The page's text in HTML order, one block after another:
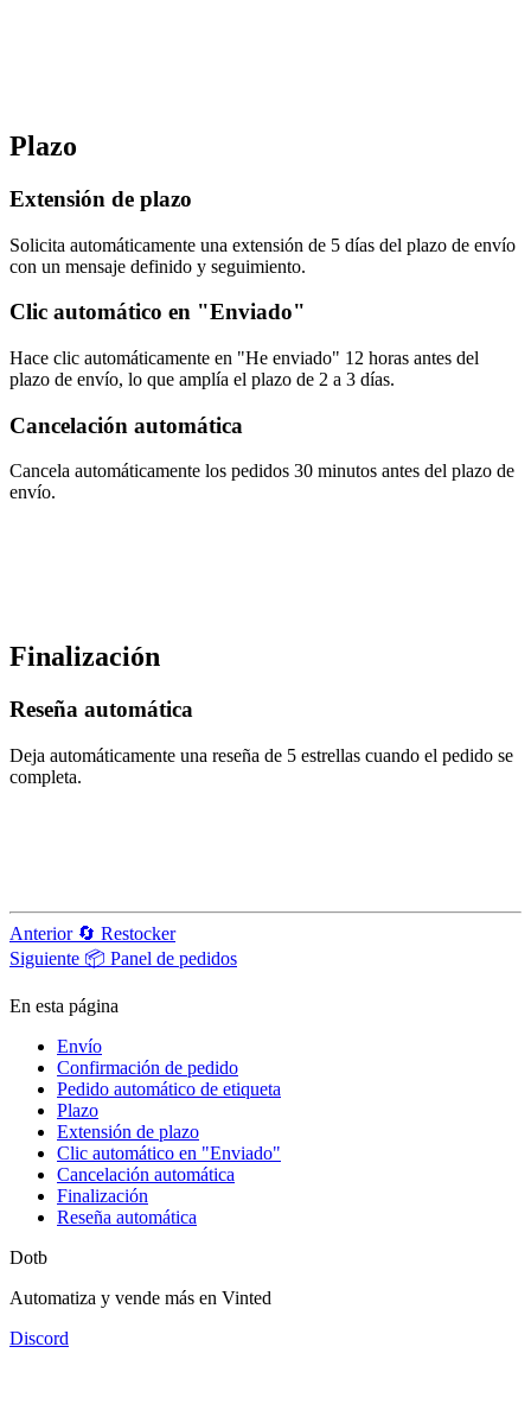
Plazo
Extensión de plazo
Solicita automáticamente una extensión de 5 días del plazo de envío
con un mensaje definido y seguimiento.
Clic automático en "Enviado"
Hace clic automáticamente en "He enviado" 12 horas antes del
plazo de envío, lo que amplía el plazo de 2 a 3 días.
Cancelación automática
Cancela automáticamente los pedidos 30 minutos antes del plazo de
envío.
Finalización
Reseña automática
Deja automáticamente una reseña de 5 estrellas cuando el pedido se
completa.
Anterior 🔄 Restocker
Siguiente 📦 Panel de pedidos
En esta página
Envío
Confirmación de pedido
Pedido automático de etiqueta
Plazo
Extensión de plazo
Clic automático en "Enviado"
Cancelación automática
Finalización
Reseña automática
Dotb
Automatiza y vende más en Vinted
Discord